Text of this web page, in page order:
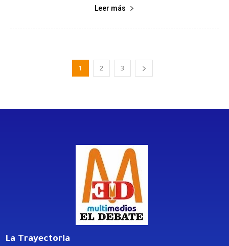
Leer más
1 2 3
La Trayectoria